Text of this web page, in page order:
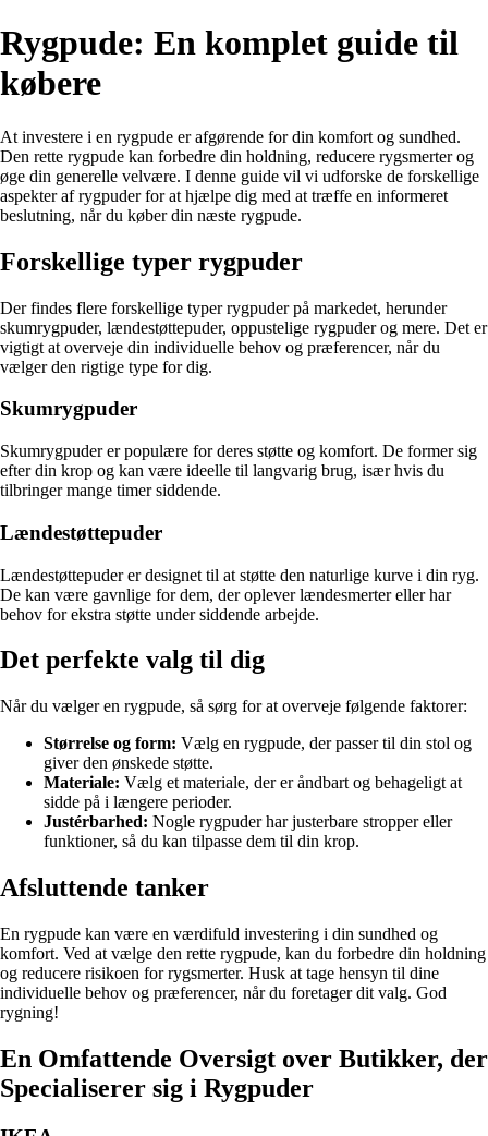
Rygpude: En komplet guide til
købere
At investere i en rygpude er afgørende for din komfort og sundhed.
Den rette rygpude kan forbedre din holdning, reducere rygsmerter og
øge din generelle velvære. I denne guide vil vi udforske de forskellige
aspekter af rygpuder for at hjælpe dig med at træffe en informeret
beslutning, når du køber din næste rygpude.
Forskellige typer rygpuder
Der findes flere forskellige typer rygpuder på markedet, herunder
skumrygpuder, lændestøttepuder, oppustelige rygpuder og mere. Det er
vigtigt at overveje din individuelle behov og præferencer, når du
vælger den rigtige type for dig.
Skumrygpuder
Skumrygpuder er populære for deres støtte og komfort. De former sig
efter din krop og kan være ideelle til langvarig brug, især hvis du
tilbringer mange timer siddende.
Lændestøttepuder
Lændestøttepuder er designet til at støtte den naturlige kurve i din ryg.
De kan være gavnlige for dem, der oplever lændesmerter eller har
behov for ekstra støtte under siddende arbejde.
Det perfekte valg til dig
Når du vælger en rygpude, så sørg for at overveje følgende faktorer:
Størrelse og form: Vælg en rygpude, der passer til din stol og
giver den ønskede støtte.
Materiale: Vælg et materiale, der er åndbart og behageligt at
sidde på i længere perioder.
Justérbarhed: Nogle rygpuder har justerbare stropper eller
funktioner, så du kan tilpasse dem til din krop.
Afsluttende tanker
En rygpude kan være en værdifuld investering i din sundhed og
komfort. Ved at vælge den rette rygpude, kan du forbedre din holdning
og reducere risikoen for rygsmerter. Husk at tage hensyn til dine
individuelle behov og præferencer, når du foretager dit valg. God
rygning!
En Omfattende Oversigt over Butikker, der
Specialiserer sig i Rygpuder